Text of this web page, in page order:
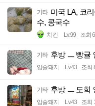
기타 미국 LA, 코
수, 콩국수
치킨 Lv.99 조회
기타 후방 ㅡ 빵귤
입술돼지 Lv.43 조회
기타 후방 ㅡ 도희
입술돼지 Lv.43 조회